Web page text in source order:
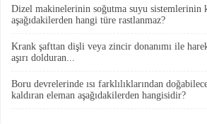
Dizel makinelerinin soğutma suyu sistemlerinin
aşağıdakilerden hangi türe rastlanmaz?
Krank şafttan dişli veya zincir donanımı ile
aşırı dolduran...
Boru devrelerinde ısı farklılıklarından
kaldıran eleman aşağıdakilerden hangisidir?